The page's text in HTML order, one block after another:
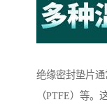
绝缘密封垫片
（PTFE）等